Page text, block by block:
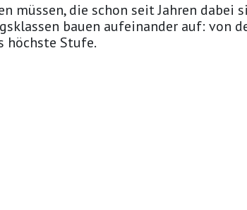
die schon seit Jahren dabei
bauen aufeinander auf: von
höchste Stufe.